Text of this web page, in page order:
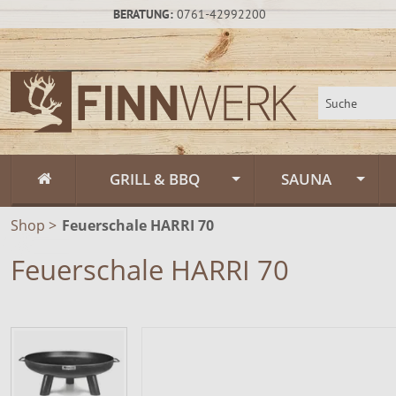
BERATUNG: 0761-42992200
GRILL & BBQ
Flammlachs
Feuerschalen
Feuerschalen
Muurikka Outdoor & Feuerküche
Räucheröfen
SAUNA
Gartensauna
Shop > Feuerschale HARRI 70
Feuerschale HARRI 70